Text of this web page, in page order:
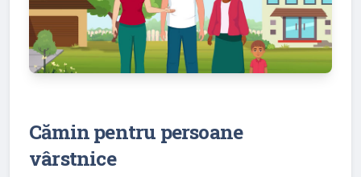
Cămin pentru persoane
vârstnice